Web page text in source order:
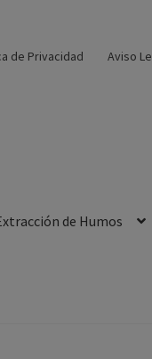
de Privacidad Aviso
de Humos